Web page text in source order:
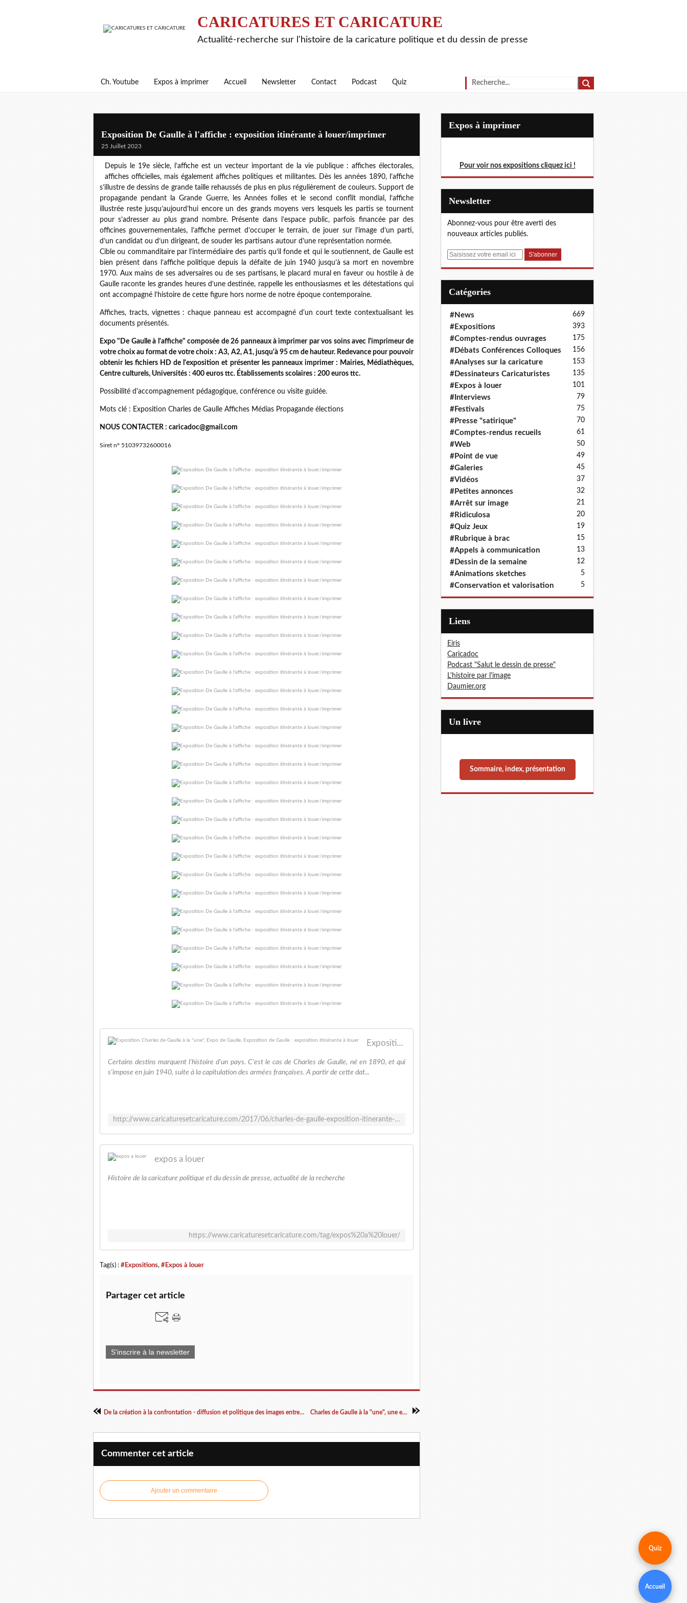
CARICATURES ET CARICATURE
Actualité-recherche sur l'histoire de la caricature politique et du dessin de presse
Ch. Youtube Expos à imprimer Accueil Newsletter Contact Podcast Quiz
Exposition De Gaulle à l'affiche : exposition itinérante à louer/imprimer
25 Juillet 2023
Depuis le 19e siècle, l’affiche est un vecteur important de la vie publique : affiches électorales,
affiches officielles, mais également affiches politiques et militantes. Dès les années 1890, l’affiche
s’illustre de dessins de grande taille rehaussés de plus en plus régulièrement de couleurs. Support de
propagande pendant la Grande Guerre, les Années folles et le second conflit mondial, l’affiche
illustrée reste jusqu’aujourd’hui encore un des grands moyens vers lesquels les partis se tournent
pour s’adresser au plus grand nombre. Présente dans l’espace public, parfois financée par des
officines gouvernementales, l’affiche permet d’occuper le terrain, de jouer sur l’image d’un parti,
d’un candidat ou d’un dirigeant, de souder les partisans autour d’une représentation normée.
Cible ou commanditaire par l’intermédiaire des partis qu’il fonde et qui le soutiennent, de Gaulle est
bien présent dans l’affiche politique depuis la défaite de juin 1940 jusqu’à sa mort en novembre
1970. Aux mains de ses adversaires ou de ses partisans, le placard mural en faveur ou hostile à de
Gaulle raconte les grandes heures d’une destinée, rappelle les enthousiasmes et les détestations qui
ont accompagné l’histoire de cette figure hors norme de notre époque contemporaine.
Affiches, tracts, vignettes : chaque panneau est accompagné d'un court texte contextualisant les
documents présentés.
Expo "De Gaulle à l'affiche" composée de 26 panneaux à imprimer par vos soins avec l'imprimeur de
votre choix au format de votre choix : A3, A2, A1, jusqu'à 95 cm de hauteur. Redevance pour pouvoir
obtenir les fichiers HD de l'exposition et présenter les panneaux imprimer : Mairies, Médiathèques,
Centre culturels, Universités : 400 euros ttc. Établissements scolaires : 200 euros ttc.
Possibilité d'accompagnement pédagogique, conférence ou visite guidée.
Mots clé : Exposition Charles de Gaulle Affiches Médias Propagande élections
NOUS CONTACTER : caricadoc@gmail.com
Siret n° 51039732600016
Exposition Charles de Gaulle à la "une", Expo de Gaulle, Exposition de Gaulle : exposition itinérante à louer
Certains destins marquent l'histoire d'un pays. C'est le cas de Charles de Gaulle, né en 1890, et qui
s'impose en juin 1940, suite à la capitulation des armées françaises. A partir de cette dat...
http://www.caricaturesetcaricature.com/2017/06/charles-de-gaulle-exposition-itinerante-a-louer-1890-et-qui-s-impose-en-juin-1940-suite-a-la
expos a louer
Histoire de la caricature politique et du dessin de presse, actualité de la recherche
https://www.caricaturesetcaricature.com/tag/expos%20a%20louer/
Tag(s) : #Expositions, #Expos à louer
Partager cet article
S'inscrire à la newsletter
De la création à la confrontation - diffusion et politique des images entre 1750 et 1848, sous la direction de Pascal Dupuy Charles de Gaulle à la "une", une exposition itinérante à louer
Commenter cet article
Ajouter un commentaire
Expos à imprimer
Pour voir nos expositions cliquez ici !
Newsletter
Abonnez-vous pour être averti des
nouveaux articles publiés.
E
Catégories
#News 669
#Expositions 393
#Comptes-rendus ouvrages 175
#Débats Conférences Colloques 156
#Analyses sur la caricature 153
#Dessinateurs Caricaturistes 135
#Expos à louer 101
#Interviews 79
#Festivals 75
#Presse "satirique" 70
#Comptes-rendus recueils 61
#Web 50
#Point de vue 49
#Galeries 45
#Vidéos 37
#Petites annonces 32
#Arrêt sur image 21
#Ridiculosa 20
#Quiz Jeux 19
#Rubrique à brac 15
#Appels à communication 13
#Dessin de la semaine 12
#Animations sketches 5
#Conservation et valorisation 5
Liens
Eiris
Caricadoc
Podcast "Salut le dessin de presse"
L'histoire par l'image
Daumier.org
Un livre
Sommaire, index, présentation
Accueil
Quiz